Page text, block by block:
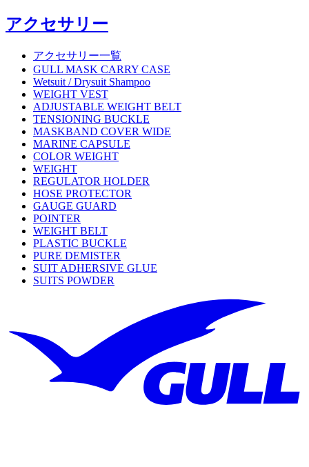
アクセサリー
アクセサリー一覧
GULL MASK CARRY CASE
Wetsuit / Drysuit Shampoo
WEIGHT VEST
ADJUSTABLE WEIGHT BELT
TENSIONING BUCKLE
MASKBAND COVER WIDE
MARINE CAPSULE
COLOR WEIGHT
WEIGHT
REGULATOR HOLDER
HOSE PROTECTOR
GAUGE GUARD
POINTER
WEIGHT BELT
PLASTIC BUCKLE
PURE DEMISTER
SUIT ADHERSIVE GLUE
SUITS POWDER